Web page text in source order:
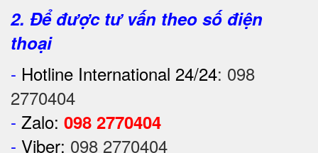
2. Để được tư vấn theo số điện
thoại
- Hotline International 24/24: 098
2770404
- Zalo: 098 2770404
- Viber: 098 2770404